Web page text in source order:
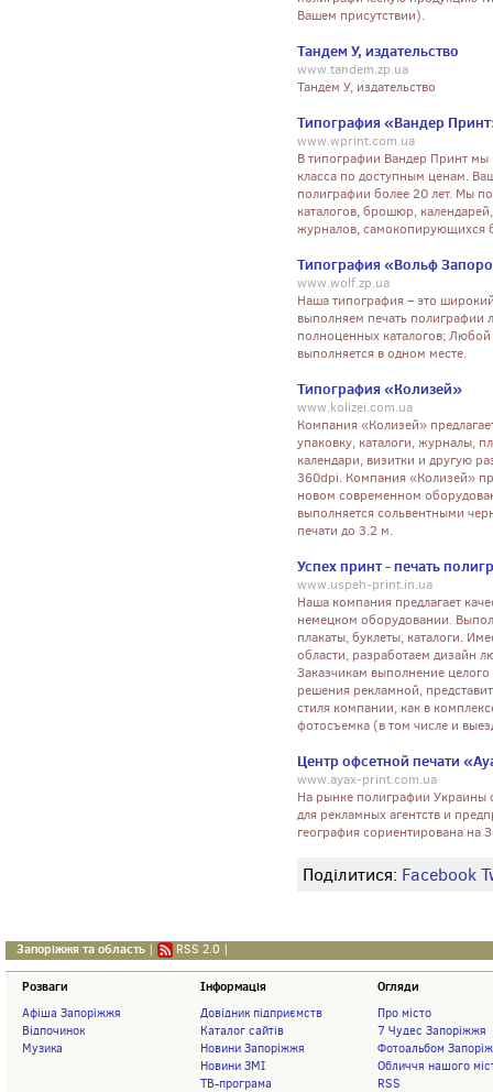
Вашем присутствии).
Тандем У, издательство
www.tandem.zp.ua
Тандем У, издательство
Типография «Вандер
www.wprint.com.ua
В типографии Вандер Принт
класса по доступным ценам.
полиграфии более 20 лет. Мы
каталогов, брошюр,
журналов, самокопирующихся
Типография «Вольф
www.wolf.zp.ua
Наша типография – это
выполняем печать полиграфии
полноценных каталогов;
выполняется в одном месте.
Типография «Колизей»
www.kolizei.com.ua
Компания «Колизей»
упаковку, каталоги, журналы,
календари, визитки и другую
360dpi. Компания «Колизей»
новом современном
выполняется сольвентными
печати до 3.2 м.
Успех принт - печать
www.uspeh-print.in.ua
Наша компания предлагает
немецком оборудовании.
плакаты, буклеты, каталоги.
области, разработаем дизайн
Заказчикам выполнение
решения рекламной,
стиля компании, как в
фотосъемка (в том числе и
Центр офсетной печати
www.ayax-print.com.ua
На рынке полиграфии Украины
для рекламных агентств и
география сориентирована на
Поділитися: Facebook
Запоріжжя та область | RSS 2.0 |
Розваги
Афіша Запоріжжя
Відпочинок
Музика
Інформація
Довідник підприємств
Каталог сайтів
Новини Запоріжжя
Новини ЗМІ
ТВ-програма
Огляди
Про місто
7 Чудес Запоріжжя
Фотоальбом
Обличчя нашого
RSS